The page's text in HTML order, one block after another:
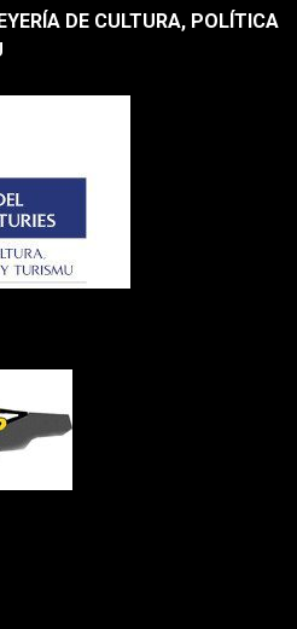
DE CULTURA, POLÍTICA